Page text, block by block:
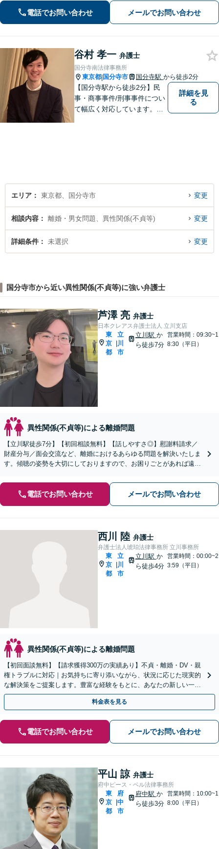
はじめ、私生活で生じるさまざまな悩
みに寄り添います！一人ひとりに最適
な解決策をご提案。【夜間・休日相談
可】
電話でお問い合わせ メールでお問い合わせ
谷村 孝一 弁護士
国分寺南法律事務所
東京都|国分寺市 国分寺駅 から徒歩2分
【国分寺駅から徒歩2分】民
事・商事事件/刑事事件につい
て幅広く対応しています。ま
詳細を見
る
エリア 東京都、国分寺市 変更
相談内容 離婚・男女問題、異性関係(不貞等) 変更
詳細条件 未選択 変更
国分寺市から近い異性関係(不貞等)に強い弁護士
芦澤 亮 弁護士
日本クレアス弁護士法人 立川支店
東
京
都
立
川
市
立川駅 か
ら徒歩7分
営業時間：09:30~1
8:30（平日）
異性関係(不貞等)による離婚問題
【立川駅徒歩7分】【初回相談無料】【話しやすさ◎】慰謝料請求／
財産分与／面会交流など、離婚におけるあらゆる問題を解決いたしま
す。傾聴の姿勢を大切にしておりますので、お困りごとがあれば遠慮
電話でお問い合わせ メールでお問い合わせ
西川 陸 弁護士
弁護士法人琥珀法律事務所 立川事務所
東
京
都
立
川
市
立川駅 か
ら徒歩4分
営業時間：00:00~2
3:59（平日）
異性関係(不貞等)による離婚問題
【初回面談無料】【請求獲得300万の実績あり】不貞・離婚・DV・親
権トラブルに対応｜お気持ちに寄り添いながら、状況に応じた現実的
な解決策をご提案します。豊富な経験をもとに、あなたの新しい一歩
を全力で支えます。【電話・オンライン面談可】
料金表を見る
電話でお問い合わせ メールでお問い合わせ
平山 諒 弁護士
府中ピース・ベル法律事務所
東
京
都
府
中
市
府中駅 か
ら徒歩3分
営業時間：10:00~1
8:00（平日）